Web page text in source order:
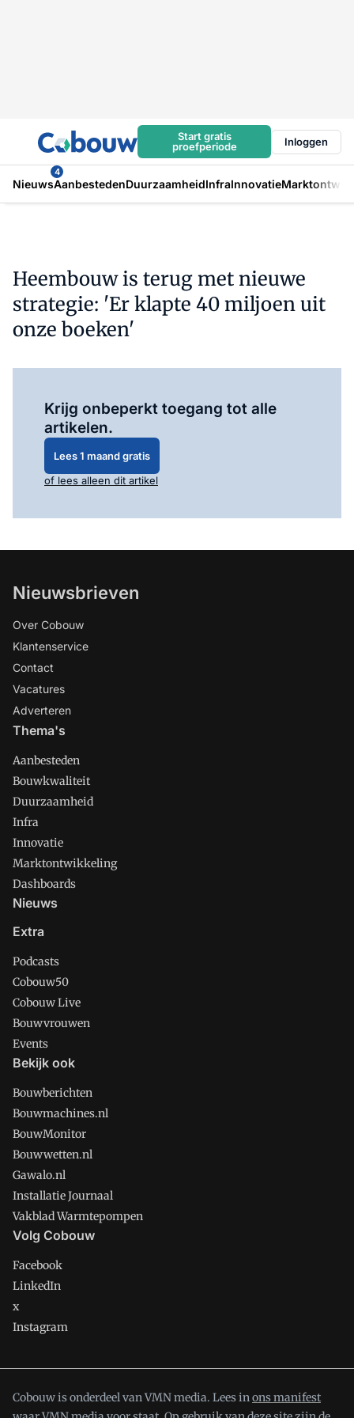
Start gratis
proefperiode
Inloggen
Nieuws
4
AanbestedenDuurzaamheidInfraInnovatie
Heembouw is terug met nieuwe
strategie: 'Er klapte 40 miljoen uit
onze boeken'
Krijg onbeperkt toegang tot alle
artikelen.
Lees 1 maand gratis
of lees alleen dit artikel
Nieuwsbrieven
Over Cobouw
Klantenservice
Contact
Vacatures
Adverteren
Thema's
Aanbesteden
Bouwkwaliteit
Duurzaamheid
Infra
Innovatie
Marktontwikkeling
Dashboards
Nieuws
Extra
Podcasts
Cobouw50
Cobouw Live
Bouwvrouwen
Events
Bekijk ook
Bouwberichten
Bouwmachines.nl
BouwMonitor
Bouwwetten.nl
Gawalo.nl
Installatie Journaal
Vakblad Warmtepompen
Volg Cobouw
Facebook
LinkedIn
x
Instagram
Cobouw is onderdeel van VMN media. Lees inons manifest